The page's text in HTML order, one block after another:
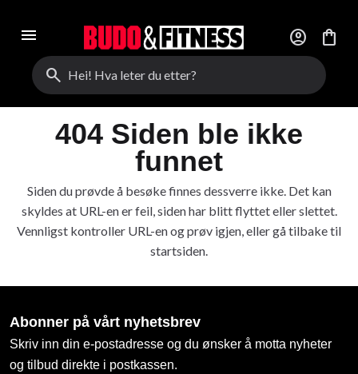
menu account_circle
shopping_bag
search
404 Siden ble ikke
funnet
Siden du prøvde å besøke finnes dessverre ikke. Det kan
skyldes at URL-en er feil, siden har blitt flyttet eller slettet.
Vennligst kontroller URL-en og prøv igjen, eller gå tilbake til
startsiden.
Abonner på vårt nyhetsbrev
Skriv inn din e-postadresse og du ønsker å motta nyheter
og tilbud direkte i postkassen.